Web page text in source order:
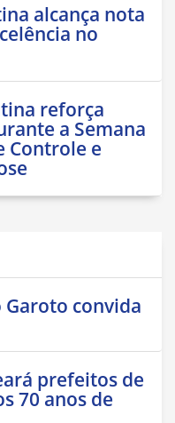
alcança nota
no
reforça
a Semana
Controle e
Garoto convida
prefeitos de
70 anos de